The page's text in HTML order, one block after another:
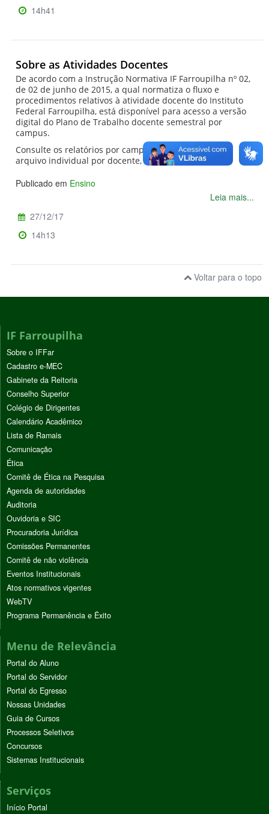
14h41
Sobre as Atividades Docentes
De acordo com a Instrução Normativa IF Farroupilha nº 02,
de 02 de junho de 2015, a qual normatiza o fluxo e
procedimentos relativos à atividade docente do Instituto
Federal Farroupilha, está disponível para acesso a versão
digital do Plano de Trabalho docente semestral por
campus.
Consulte os relatórios por campus, organizados em
arquivo individual por docente, no menu à esquerda.
Publicado em Ensino
Leia mais...
27/12/17
14h13
Voltar para o topo
IF Farroupilha
Sobre o IFFar
Cadastro e-MEC
Gabinete da Reitoria
Conselho Superior
Colégio de Dirigentes
Calendário Acadêmico
Lista de Ramais
Comunicação
Ética
Comitê de Ética na Pesquisa
Agenda de autoridades
Auditoria
Ouvidoria e SIC
Procuradoria Jurídica
Comissões Permanentes
Comitê de não violência
Eventos Institucionais
Atos normativos vigentes
WebTV
Programa Permanência e Êxito
Menu de Relevância
Portal do Aluno
Portal do Servidor
Portal do Egresso
Nossas Unidades
Guia de Cursos
Processos Seletivos
Concursos
Sistemas Institucionais
Serviços
Início Portal